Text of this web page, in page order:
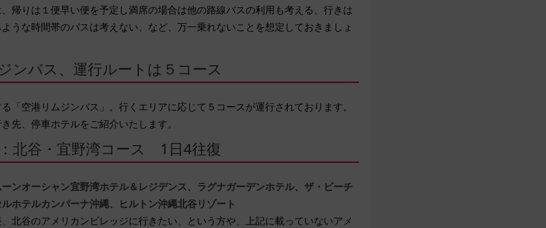
帰りは１便早い便を予定し満席の場合は他の路線バスの利用も考える、行きは
うな時間帯のバスは考えない、など、万一乗れないことを想定しておきましょ
ンバス、運行ルートは５コース
「空港リムジンバス」。行くエリアに応じて５コースが運行されております。
先、停車ホテルをご紹介いたします。
北谷・宜野湾コース 1日4往復
オーシャン宜野湾ホテル＆レジデンス、ラグナガーデンホテル、ザ・ビーチ
ホテルカンパーナ沖縄、ヒルトン沖縄北谷リゾート
北谷のアメリカンビレッジに行きたい、という方や、上記に載っていないアメ